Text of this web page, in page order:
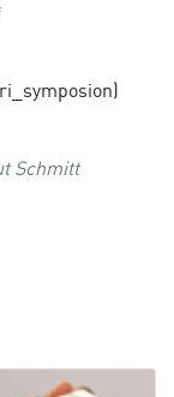
Schmitt